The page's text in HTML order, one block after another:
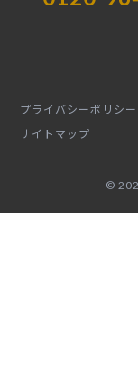
プライバシーポリシー
サイトマップ
©